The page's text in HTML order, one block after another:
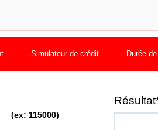
Simulateur de crédit Durée